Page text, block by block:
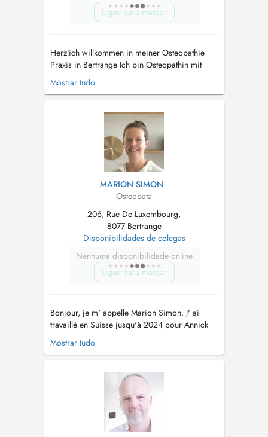
Ligue para marcar
Herzlich willkommen in meiner Osteopathie
Praxis in Bertrange Ich bin Osteopathin mit
Spezialisierung in der Kinder-und
Säuglingsosteopathie sowie in der
osteopathische Behandlung und Betreuung: -bei
gynäkologischen Problemen -in der
Schwangerschaft, -Po...
Mostrar tudo
MARION SIMON
Osteopata
206, Rue De Luxembourg,
8077 Bertrange
Disponibilidades de colegas
Nenhuma disponibilidade online
Ligue para marcar
Bonjour, je m' appelle Marion Simon. J' ai
travaillé en Suisse jusqu'à 2024 pour Annick
Gassman. Après cela, j ai décidé de revenir
dans mon pays de naissance afin d'exercer ici
dans une cité calme avec des parkings gratuits
devant la porte. Plus...
Mostrar tudo